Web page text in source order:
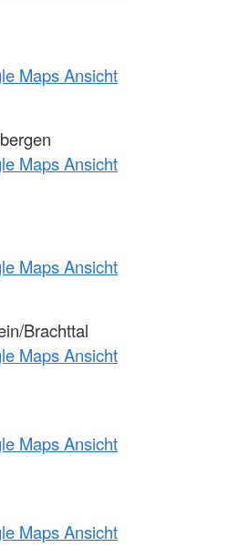
Maps Ansicht
Maps Ansicht
Maps Ansicht
Brachttal
Maps Ansicht
Maps Ansicht
Maps Ansicht